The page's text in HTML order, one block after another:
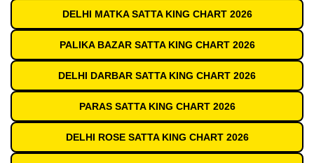
DELHI MATKA SATTA KING CHART 2026
PALIKA BAZAR SATTA KING CHART 2026
DELHI DARBAR SATTA KING CHART 2026
PARAS SATTA KING CHART 2026
DELHI ROSE SATTA KING CHART 2026